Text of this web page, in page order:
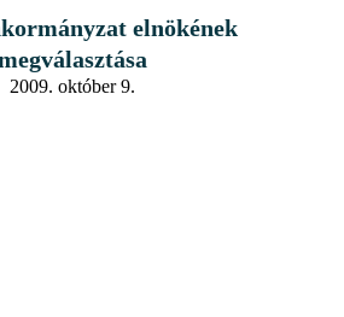
elnökének
2009. október 9.